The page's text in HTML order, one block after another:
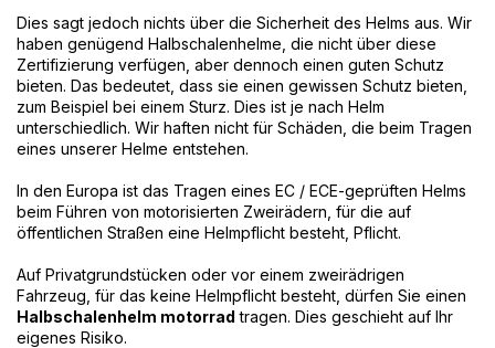
Dies sagt jedoch nichts über die Sicherheit des Helms aus. Wir
haben genügend Halbschalenhelme, die nicht über diese
Zertifizierung verfügen, aber dennoch einen guten Schutz
bieten. Das bedeutet, dass sie einen gewissen Schutz bieten,
zum Beispiel bei einem Sturz. Dies ist je nach Helm
unterschiedlich. Wir haften nicht für Schäden, die beim Tragen
eines unserer Helme entstehen.
In den Europa ist das Tragen eines EC / ECE-geprüften Helms
beim Führen von motorisierten Zweirädern, für die auf
öffentlichen Straßen eine Helmpflicht besteht, Pflicht.
Auf Privatgrundstücken oder vor einem zweirädrigen
Fahrzeug, für das keine Helmpflicht besteht, dürfen Sie einen
Halbschalenhelm motorrad tragen. Dies geschieht auf Ihr
eigenes Risiko.